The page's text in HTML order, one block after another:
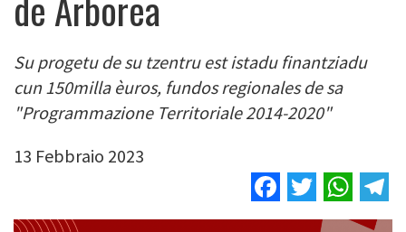
Su progetu de su tzentru est istadu finantziadu
cun 150milla èuros, fundos regionales de sa
"Programmazione Territoriale 2014-2020"
13 Febbraio 2023
Facebook
Twitter